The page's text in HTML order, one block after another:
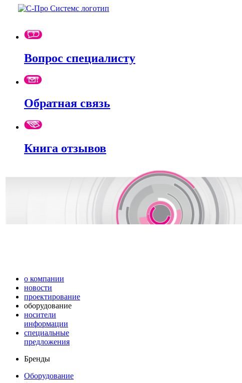
Вопрос специалисту
Обратная связь
Книга отзывов
о компании
новости
проектирование
оборудование
носители
информации
специальные
предложения
Бренды
Оборудование